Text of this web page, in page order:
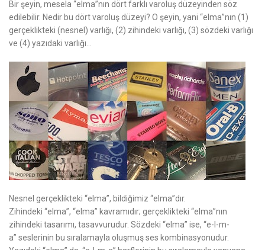
Bir şeyin, mesela “elma”nın dört farklı varoluş düzeyinden söz
edilebilir. Nedir bu dört varoluş düzeyi? O şeyin, yani “elma”nın (1)
gerçeklikteki (nesnel) varlığı, (2) zihindeki varlığı, (3) sözdeki varlığı
ve (4) yazıdaki varlığı…
Nesnel gerçeklikteki “elma”, bildiğimiz “elma”dır.
Zihindeki “elma”, “elma” kavramıdır; gerçeklikteki “elma”nın
zihindeki tasarımı, tasavvurudur. Sözdeki “elma” ise, “e-l-m-
a” seslerinin bu sıralamayla oluşmuş ses kombinasyonudur.